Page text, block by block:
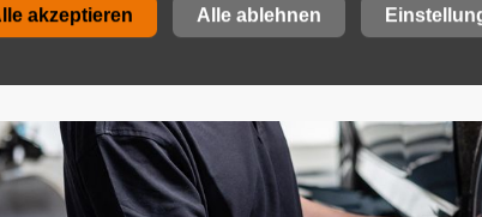
akzeptieren Alle ablehnen